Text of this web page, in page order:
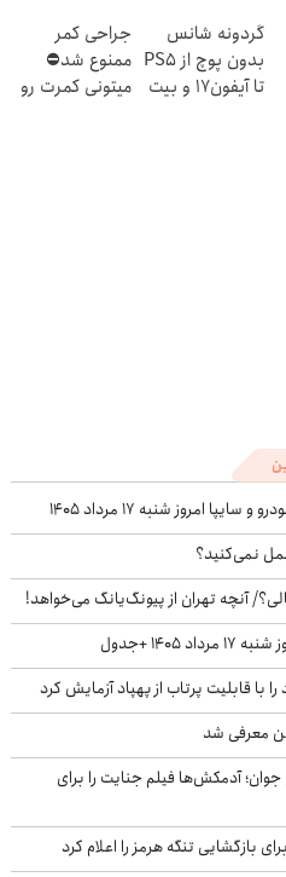
کند!
با55%تخفیف
گردونه شانس
بدون پوچ از PS5
تا آیفون17 و بیت
جراحی کمر
ممنوع شد⛔
میتونی کمرت رو
امروز شنبه ۱۷ مرداد ۱۴۰۵
عمل نمی‌کنید؟
آنچه تهران از پیونگ‌یانگ می‌خواهد!
+جدول
قابلیت پرتاب از پهپاد آزمایش کرد
معرفی شد
آدمکش‌ها فیلم جنایت را برای
بازگشایی تنگه هرمز را اعلام کرد